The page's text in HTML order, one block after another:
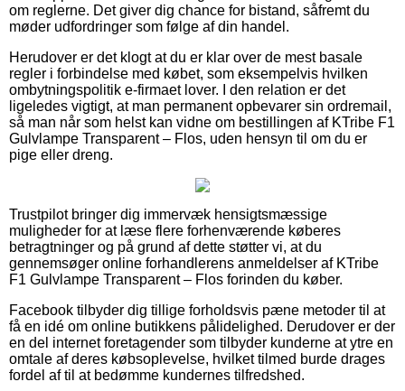
om reglerne. Det giver dig chance for bistand, såfremt du
møder udfordringer som følge af din handel.
Herudover er det klogt at du er klar over de mest basale
regler i forbindelse med købet, som eksempelvis hvilken
ombytningspolitik e-firmaet lover. I den relation er det
ligeledes vigtigt, at man permanent opbevarer sin ordremail,
så man når som helst kan vidne om bestillingen af KTribe F1
Gulvlampe Transparent – Flos, uden hensyn til om du er
pige eller dreng.
Trustpilot bringer dig immervæk hensigtsmæssige
muligheder for at læse flere forhenværende køberes
betragtninger og på grund af dette støtter vi, at du
gennemsøger online forhandlerens anmeldelser af KTribe
F1 Gulvlampe Transparent – Flos forinden du køber.
Facebook tilbyder dig tillige forholdsvis pæne metoder til at
få en idé om online butikkens pålidelighed. Derudover er der
en del internet foretagender som tilbyder kunderne at ytre en
omtale af deres købsoplevelse, hvilket tilmed burde drages
fordel af til at bedømme kundernes tilfredshed.